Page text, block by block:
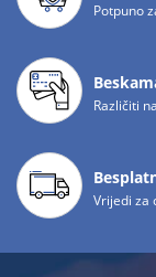
Potpuno
Različiti
Vrijedi za